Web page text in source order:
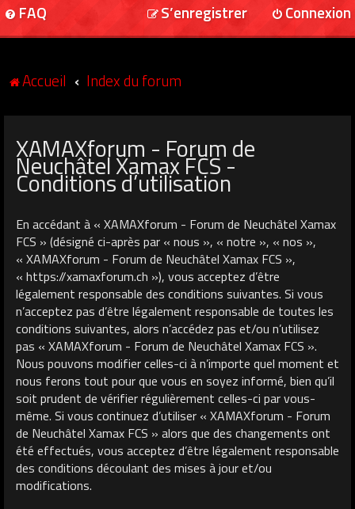
FAQ Connexion
S’enregistrer
Accueil Index du forum
XAMAXforum - Forum de
Neuchâtel Xamax FCS -
Conditions d’utilisation
En accédant à « XAMAXforum - Forum de Neuchâtel Xamax
FCS » (désigné ci-après par « nous », « notre », « nos »,
« XAMAXforum - Forum de Neuchâtel Xamax FCS »,
« https://xamaxforum.ch »), vous acceptez d’être
légalement responsable des conditions suivantes. Si vous
n’acceptez pas d’être légalement responsable de toutes les
conditions suivantes, alors n’accédez pas et/ou n’utilisez
pas « XAMAXforum - Forum de Neuchâtel Xamax FCS ».
Nous pouvons modifier celles-ci à n’importe quel moment et
nous ferons tout pour que vous en soyez informé, bien qu’il
soit prudent de vérifier régulièrement celles-ci par vous-
même. Si vous continuez d’utiliser « XAMAXforum - Forum
de Neuchâtel Xamax FCS » alors que des changements ont
été effectués, vous acceptez d’être légalement responsable
des conditions découlant des mises à jour et/ou
modifications.